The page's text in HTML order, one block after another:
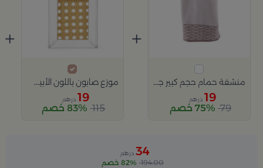
منشفة حمام حجم كبير جداً باللون الابيض و البني من امايا
19 درهم
79 75% خصم
+
موزع صابون باللون الأبيض مع شبك ذهبي
19 درهم
115 83% خصم
+
34درهم
194.00 82% خصم